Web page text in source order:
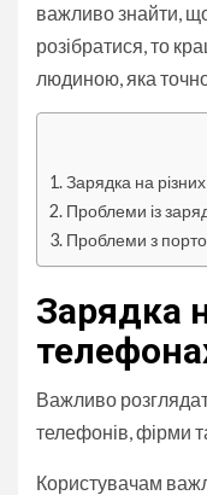
важливо знайти,
розібратися, то
людиною, яка
Зарядка на
Проблеми із
Проблеми з
Зарядка
Важливо
телефонів, фірми
Користувачам